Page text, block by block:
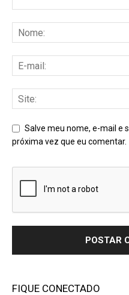
Salve meu nome, e-mail e
próxima vez que eu comentar.
FIQUE CONECTADO